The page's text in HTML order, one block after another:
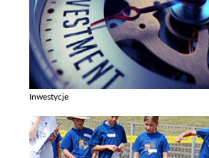
Inwestycje